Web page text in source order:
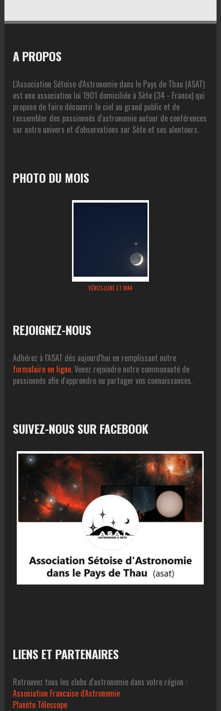
A PROPOS
L'Association Sétoise d'Astronomie dans le Pays de Thau (ASAT)
est une association loi 1901 domiciliée à Sète (34 - France) qui
propose de faire découvrir le ciel au grand public et de
rassembler des passionnés d'astronomie autour de conférences
sur notre univers et d'observations sur Sète et ses alentours.
PHOTO DU MOIS
VÉNUS-LUNE ET M44
REJOIGNEZ-NOUS
Adhérez à l'ASAT dés aujourd'hui en remplissant notre
formulaire en ligne. Venez rejoindre notre communauté de
passionnés afin d'apprendre ou partager vos connaissances.
SUIVEZ-NOUS SUR FACEBOOK
LIENS ET PARTENAIRES
Retrouvez tous les clubs d'astronomie dans votre région :
Association Francaise d'Astronomie
Planète Télescope